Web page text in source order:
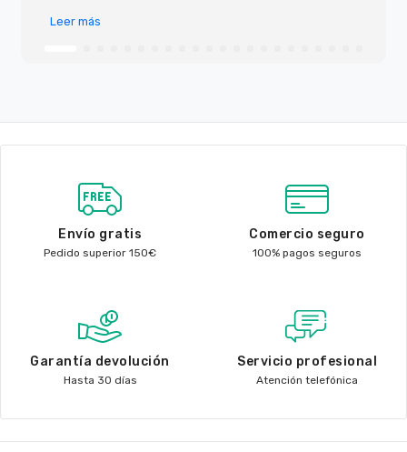
Leer más
Envío gratis
Pedido superior 150€
Comercio seguro
100% pagos seguros
Garantía devolución
Hasta 30 días
Servicio profesional
Atención telefónica